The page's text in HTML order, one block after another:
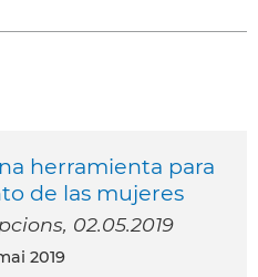
herramienta para
de las mujeres
02.05.2019
2019